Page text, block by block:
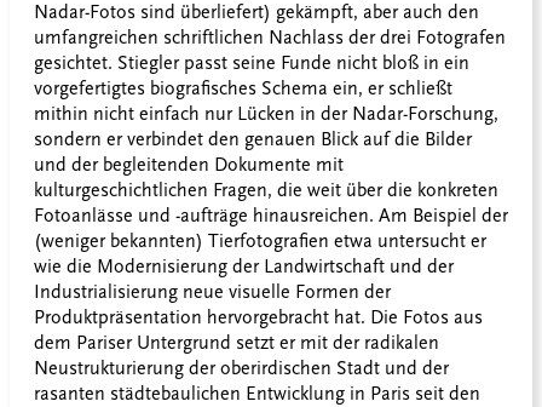
Nadar-Fotos sind überliefert) gekämpft, aber auch den
umfangreichen schriftlichen Nachlass der drei Fotografen
gesichtet. Stiegler passt seine Funde nicht bloß in ein
vorgefertigtes biografisches Schema ein, er schließt
mithin nicht einfach nur Lücken in der Nadar-Forschung,
sondern er verbindet den genauen Blick auf die Bilder
und der begleitenden Dokumente mit
kulturgeschichtlichen Fragen, die weit über die konkreten
Fotoanlässe und -aufträge hinausreichen. Am Beispiel der
(weniger bekannten) Tierfotografien etwa untersucht er
wie die Modernisierung der Landwirtschaft und der
Industrialisierung neue visuelle Formen der
Produktpräsentation hervorgebracht hat. Die Fotos aus
dem Pariser Untergrund setzt er mit der radikalen
Neustrukturierung der oberirdischen Stadt und der
rasanten städtebaulichen Entwicklung in Paris seit den